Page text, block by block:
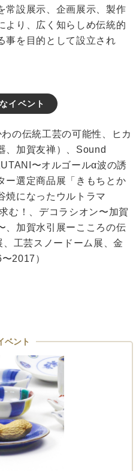
常設展示、企画展示、製作
より、広く知らしめ伝統的
事を目的として設立され
イベント
の伝統工芸の可能性、ヒカ
、加賀友禅）、Sound
〜オルゴールα波の誘
ー選定商品展「きもちとか
焼になったウルトラマ
む！、デコラシオン〜加賀
、加賀水引展ーこころの伝
工芸スノードーム展、金
2017）
ベント